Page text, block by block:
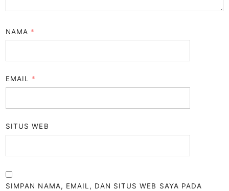
NAMA *
EMAIL *
SITUS WEB
SIMPAN NAMA, EMAIL, DAN SITUS WEB SAYA PADA